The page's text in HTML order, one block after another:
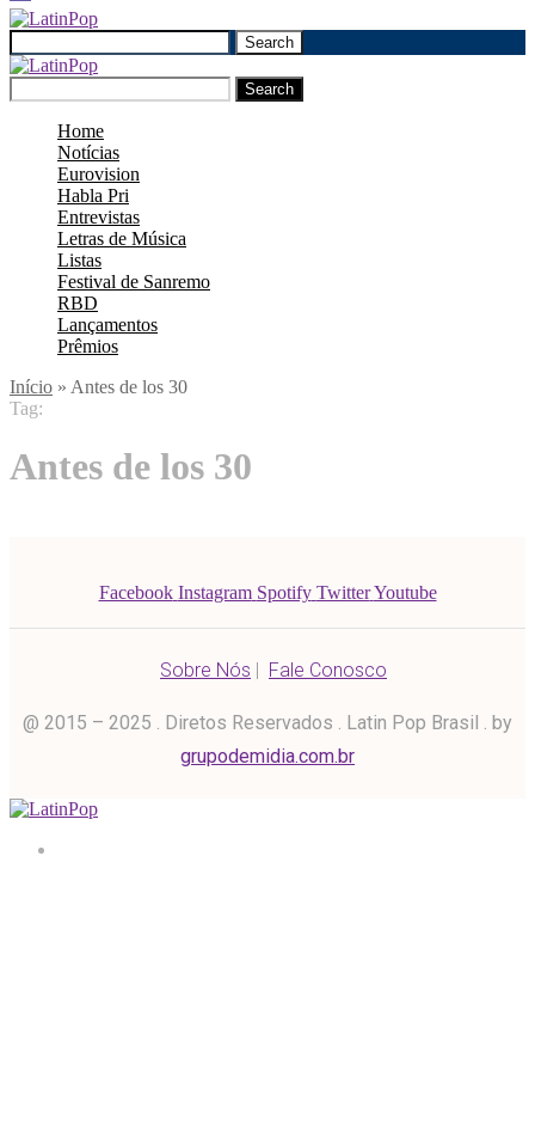
Search
Search
Home
Notícias
Eurovision
Habla Pri
Entrevistas
Letras de Música
Listas
Festival de Sanremo
RBD
Lançamentos
Prêmios
Início » Antes de los 30
Tag:
Antes de los 30
Facebook Instagram Spotify Twitter Youtube
Sobre Nós Fale Conosco
@ 2015 – 2025 . Diretos Reservados . Latin Pop Brasil . by
grupodemidia.com.br